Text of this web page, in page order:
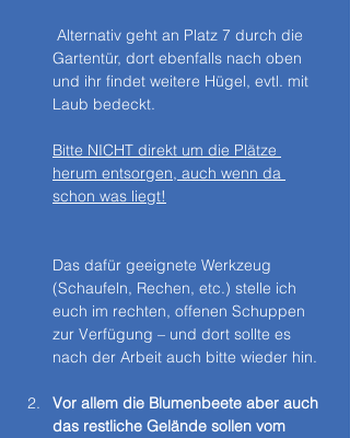
Gartentür, dort ebenfalls nach oben
und ihr findet weitere Hügel, evtl. mit
Laub bedeckt.
Bitte NICHT direkt um die Plätze
herum entsorgen, auch wenn da
schon was liegt!
Das dafür geeignete Werkzeug
(Schaufeln, Rechen, etc.) stelle ich
euch im rechten, offenen Schuppen
zur Verfügung – und dort sollte es
nach der Arbeit auch bitte wieder hin.
Vor allem die Blumenbeete aber auch
das restliche Gelände sollen vom